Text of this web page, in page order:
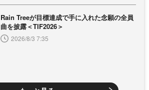
Rain Treeが目標達成で手に入れた念願の全員
曲を披露＜TIF2026＞
2026/8/3 7:35